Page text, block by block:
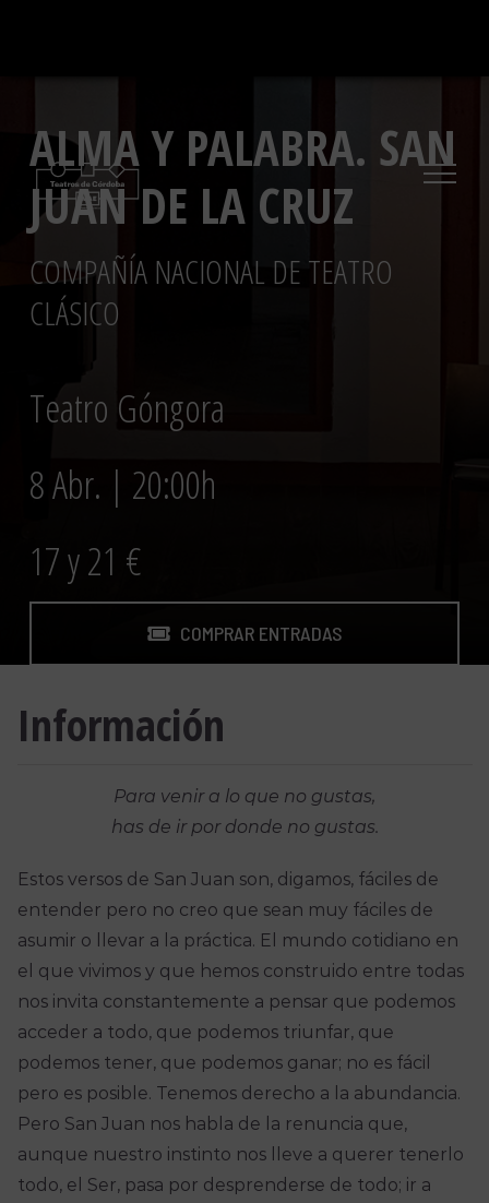
ALMA Y PALABRA. SAN
JUAN DE LA CRUZ
COMPAÑÍA NACIONAL DE TEATRO
CLÁSICO
Teatro Góngora
8 Abr. | 20:00h
17 y 21 €
COMPRAR ENTRADAS
Información
Para venir a lo que no gustas,
has de ir por donde no gustas.
Estos versos de San Juan son, digamos, fáciles de
entender pero no creo que sean muy fáciles de
asumir o llevar a la práctica. El mundo cotidiano en
el que vivimos y que hemos construido entre todas
nos invita constantemente a pensar que podemos
acceder a todo, que podemos triunfar, que
podemos tener, que podemos ganar; no es fácil
pero es posible. Tenemos derecho a la abundancia.
Pero San Juan nos habla de la renuncia que,
aunque nuestro instinto nos lleve a querer tenerlo
todo, el Ser, pasa por desprenderse de todo; ir a